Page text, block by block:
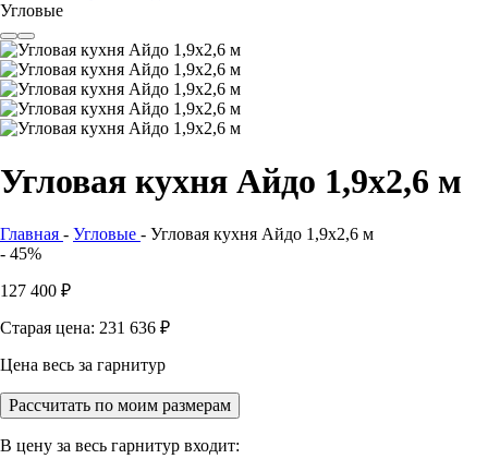
Угловые
Угловая кухня Айдо 1,9x2,6 м
Главная - Угловые - Угловая кухня Айдо 1,9x2,6 м
- 45%
127 400 ₽
Старая цена: 231 636 ₽
Цена весь за гарнитур
Рассчитать по моим размерам
В цену за весь гарнитур входит: